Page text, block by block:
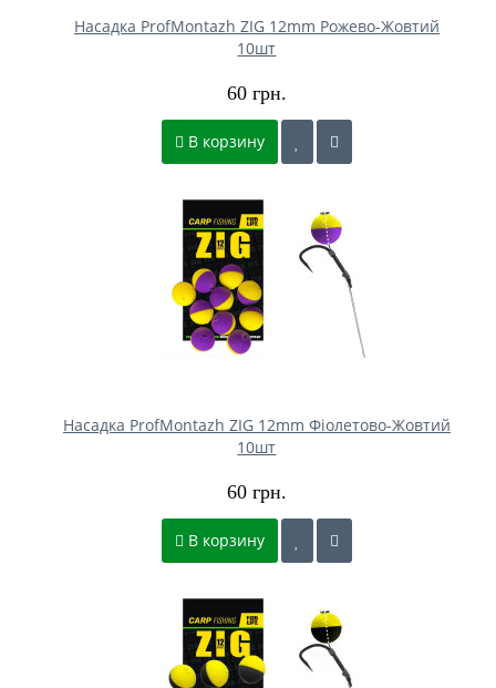
Насадка ProfMontazh ZIG 12mm Рожево-Жовтий
10шт
60 грн.
В корзину
Насадка ProfMontazh ZIG 12mm Фіолетово-Жовтий
10шт
60 грн.
В корзину